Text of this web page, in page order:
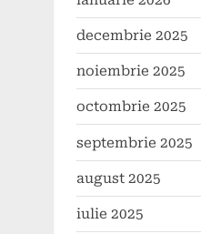
decembrie 2025
noiembrie 2025
octombrie 2025
septembrie 2025
august 2025
iulie 2025